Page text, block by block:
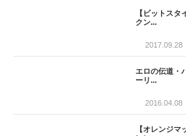
【ビットス
クン...
2017.09.28
エロの伝道・
ーリ...
2016.04.08
【オレンジ